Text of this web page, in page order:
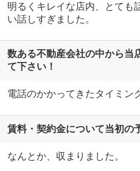
明るくキレイな店内、とても
い話しすぎました。
数ある不動産会社の中から当
て下さい！
電話のかかってきたタイミン
賃料・契約金について当初の
なんとか、収まりました。